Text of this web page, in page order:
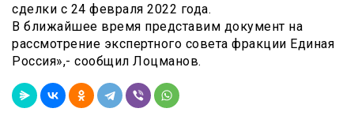
сделки с 24 февраля 2022 года.
В ближайшее время представим документ на
рассмотрение экспертного совета фракции Единая
Россия»,- сообщил Лоцманов.